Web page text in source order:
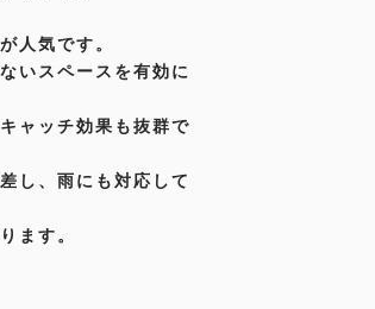
人気です。
いスペースを有効に
ャッチ効果も抜群で
し、雨にも対応して
ます。